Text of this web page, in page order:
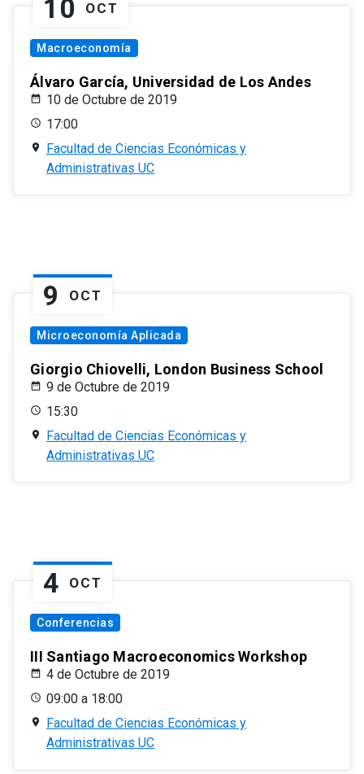
10 OCT
Macroeconomía
Álvaro García, Universidad de Los Andes
10 de Octubre de 2019
17:00
Facultad de Ciencias Económicas y
Administrativas UC
9 OCT
Microeconomía Aplicada
Giorgio Chiovelli, London Business School
9 de Octubre de 2019
15:30
Facultad de Ciencias Económicas y
Administrativas UC
4 OCT
Conferencias
III Santiago Macroeconomics Workshop
4 de Octubre de 2019
09:00 a 18:00
Facultad de Ciencias Económicas y
Administrativas UC